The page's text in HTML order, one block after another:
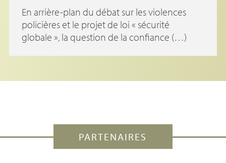
En arrière-plan du débat sur les violences
policières et le projet de loi « sécurité
globale », la question de la confiance (…)
PARTENAIRES